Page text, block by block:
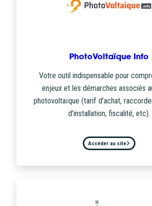
PhotoVoltaïque Info
Votre outil indispensable pour
enjeux et les démarches associés
photovoltaïque (tarif d’achat,
d’installation, fiscalité, etc).
Accéder au site